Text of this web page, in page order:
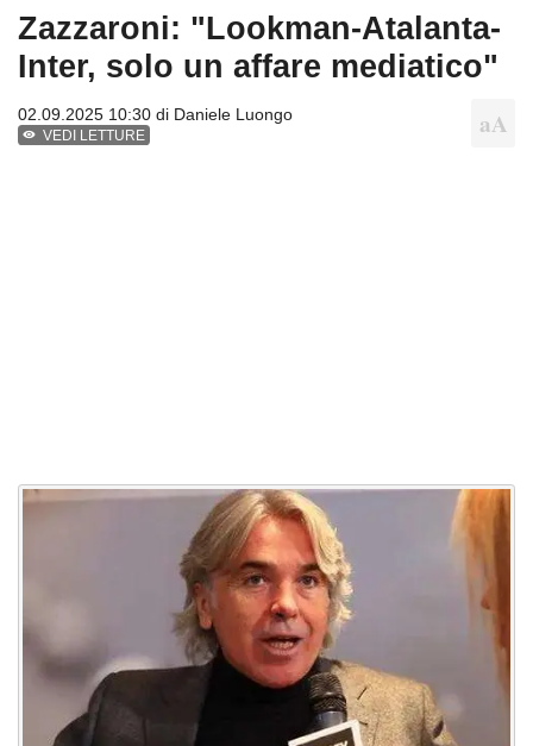
Zazzaroni: "Lookman-Atalanta-
Inter, solo un affare mediatico"
02.09.2025 10:30 di Daniele Luongo
VEDI LETTURE